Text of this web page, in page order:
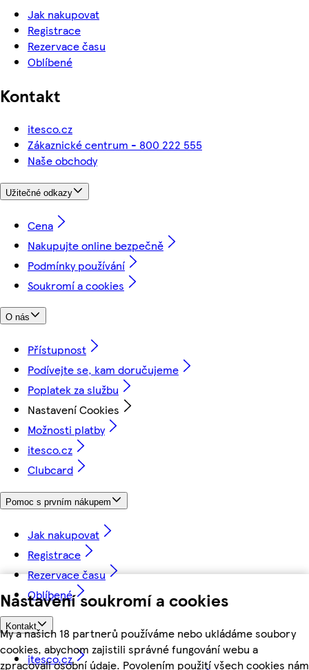
Nastavení soukromí a cookies
My a našich 18 partnerů používáme nebo ukládáme soubory
cookies, abychom zajistili správné fungování webu a
zpracovali osobní údaje. Povolením použití všech cookies nám
Jak nakupovat
Registrace
Rezervace času
Oblíbené
Kontakt
itesco.cz
Zákaznické centrum - 800 222 555
Naše obchody
Užitečné odkazy
Cena
Nakupujte online bezpečně
Podmínky používání
Soukromí a cookies
O nás
Přístupnost
Podívejte se, kam doručujeme
Poplatek za službu
Nastavení Cookies
Možnosti platby
itesco.cz
Clubcard
Pomoc s prvním nákupem
Jak nakupovat
Registrace
Rezervace času
Oblíbené
Kontakt
itesco.cz